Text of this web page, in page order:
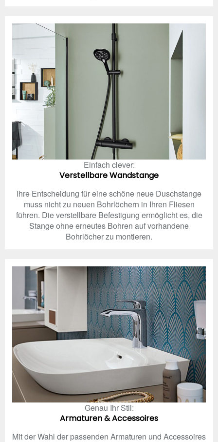
Einfach clever:
Verstellbare Wandstange
Ihre Entscheidung für eine schöne neue Duschstange
muss nicht zu neuen Bohrlöchern in Ihren Fliesen
führen. Die verstellbare Befestigung ermöglicht es, die
Stange ohne erneutes Bohren auf vorhandene
Bohrlöcher zu montieren.
Genau Ihr Stil:
Armaturen & Accessoires
Mit der Wahl der passenden Armaturen und Accessoires